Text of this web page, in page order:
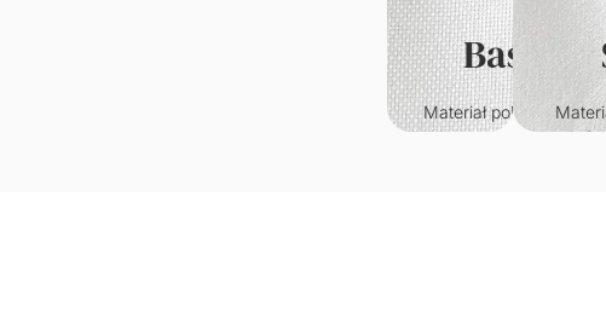
Basic
Materiał poliestrowy o
klasycznym splocie.